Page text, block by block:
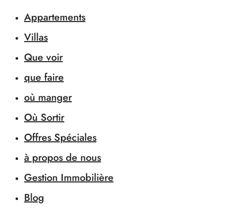
Appartements
Villas
Que voir
que faire
où manger
Où Sortir
Offres Spéciales
à propos de nous
Gestion Immobilière
Blog